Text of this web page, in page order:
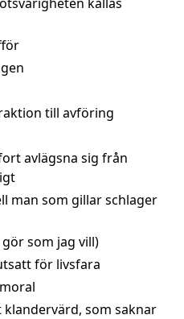
till avföring
avlägsna sig från
man som gillar schlager
som jag vill)
för livsfara
som saknar